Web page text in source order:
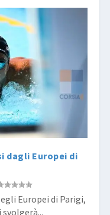
dagli Europei di
Europei di Parigi,